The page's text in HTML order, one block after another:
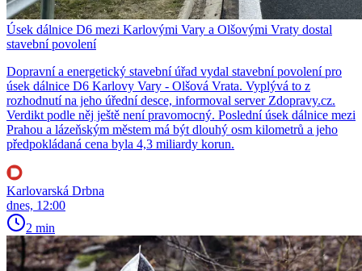
Úsek dálnice D6 mezi Karlovými Vary a Olšovými Vraty dostal
stavební povolení
Dopravní a energetický stavební úřad vydal stavební povolení pro
úsek dálnice D6 Karlovy Vary - Olšová Vrata. Vyplývá to z
rozhodnutí na jeho úřední desce, informoval server Zdopravy.cz.
Verdikt podle něj ještě není pravomocný. Poslední úsek dálnice mezi
Prahou a lázeňským městem má být dlouhý osm kilometrů a jeho
předpokládaná cena byla 4,3 miliardy korun.
Karlovarská Drbna
dnes, 12:00
2 min